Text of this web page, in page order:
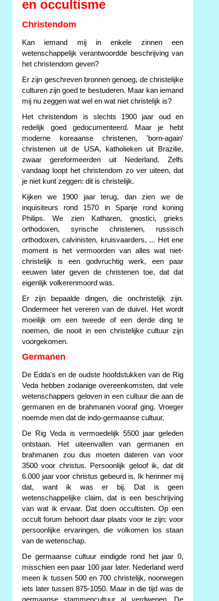
en occultisme
Christendom
Kan iemand mij in enkele zinnen een
wetenschappelijk verantwoordde beschrijving van
het christendom geven?
Er zijn geschreven bronnen genoeg, de christelijke
culturen zijn goed te bestuderen. Maar kan iemand
mij nu zeggen wat wel en wat niet christelijk is?
Het christendom is slechts 1900 jaar oud en
redelijk goed gedocumenteerd. Maar je hebt
moderne koreaanse christenen, 'born-again'
christenen uit de USA, katholieken uit Brazilie,
zwaar gereformeerden uit Nederland. Zelfs
vandaag loopt het christendom zo ver uiteen, dat
je niet kunt zeggen: dit is christelijk.
Kijken we 1900 jaar terug, dan zien we de
inquisiteurs rond 1570 in Spanje rond koning
Philips. We zien Katharen, gnostici, grieks
orthodoxen, syrische christenen, russisch
orthodoxen, calvinisten, kruisvaarders, ... Het ene
moment is het vermoorden van alles wat niet-
christelijk is een godvruchtig werk, een paar
eeuwen later geven de christenen toe, dat dat
eigenlijk volkerenmoord was.
Er zijn bepaalde dingen, die onchristelijk zijn.
Ondermeer het vereren van de duivel. Het wordt
moeilijk om een tweede of een derde ding te
noemen, die nooit in een christelijke cultuur zijn
voorgekomen.
Germanen
De Edda's en de oudste hoofdstukken van de Rig
Veda hebben zodanige overeenkomsten, dat vele
wetenschappers geloven in een cultuur die aan de
germanen en de brahmanen vooraf ging. Vroeger
noemde men dat de indo-germaanse cultuur.
De Rig Veda is vermoedelijk 5500 jaar geleden
ontstaan. Het uiteenvallen van germanen en
brahmanen zou dus moeten dateren van voor
3500 voor christus. Persoonlijk geloof ik, dat dit
6.000 jaar voor christus gebeurd is. Ik herinner mij
dat, want ik was er bij. Dat is geen
wetenschappelijke claim, dat is een beschrijving
van wat ik ervaar. Dat doen occultisten. Op een
occult forum behoort daar plaats voor te zijn: voor
persoonlijke ervaringen, die volkomen los staan
van de wetenschap.
De germaanse cultuur eindigde rond het jaar 0,
misschien een paar 100 jaar later. Nederland werd
meen ik tussen 500 en 700 christelijk, noorwegen
iets later tussen 875-1050. Maar in die tijd was de
germaanse stammencultuur al verdwenen. De